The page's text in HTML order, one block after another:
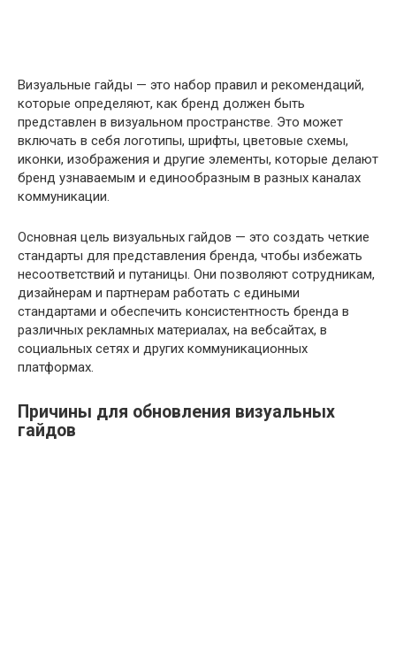
Визуальные гайды — это набор правил и рекомендаций,
которые определяют, как бренд должен быть
представлен в визуальном пространстве. Это может
включать в себя логотипы, шрифты, цветовые схемы,
иконки, изображения и другие элементы, которые делают
бренд узнаваемым и единообразным в разных каналах
коммуникации.
Основная цель визуальных гайдов — это создать четкие
стандарты для представления бренда, чтобы избежать
несоответствий и путаницы. Они позволяют сотрудникам,
дизайнерам и партнерам работать с едиными
стандартами и обеспечить консистентность бренда в
различных рекламных материалах, на вебсайтах, в
социальных сетях и других коммуникационных
платформах.
Причины для обновления визуальных
гайдов